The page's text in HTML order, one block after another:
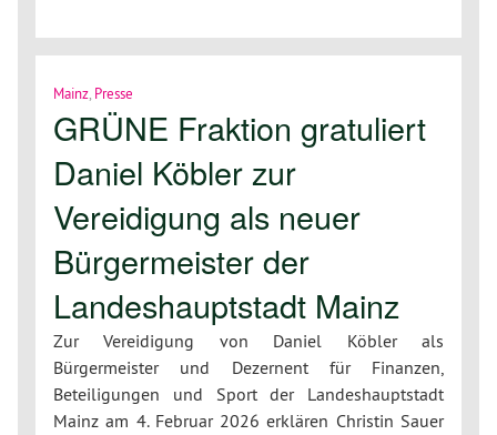
Mainz Presse
GRÜNE Fraktion gratuliert
Daniel Köbler zur
Vereidigung als neuer
Bürgermeister der
Landeshauptstadt Mainz
Zur Vereidigung von Daniel Köbler als
Bürgermeister und Dezernent für Finanzen,
Beteiligungen und Sport der Landeshauptstadt
Mainz am 4. Februar 2026 erklären Christin Sauer